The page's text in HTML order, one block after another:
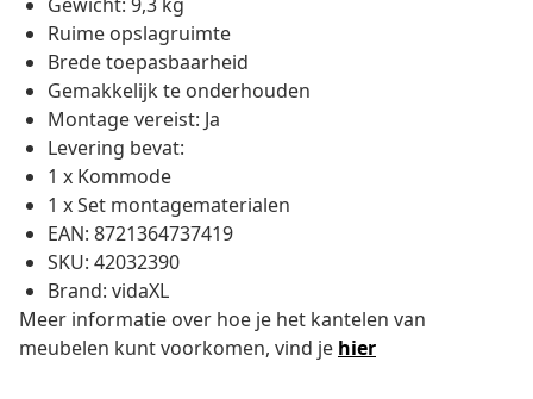
Ruime opslagruimte
Brede toepasbaarheid
Gemakkelijk te onderhouden
Montage vereist: Ja
Levering bevat:
1 x Kommode
1 x Set montagematerialen
EAN: 8721364737419
SKU: 42032390
Brand: vidaXL
Meer informatie over hoe je het kantelen van
meubelen kunt voorkomen, vind je hier